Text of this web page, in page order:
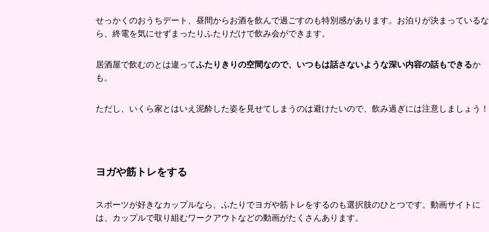
せっかくのおうちデート、昼間からお酒を飲んで過ごすのも特別感があります。お泊りが決まっているな
ら、終電を気にせずまったりふたりだけで飲み会ができます。
居酒屋で飲むのとは違ってふたりきりの空間なので、いつもは話さないような深い内容の話もできるか
も。
ただし、いくら家とはいえ泥酔した姿を見せてしまうのは避けたいので、飲み過ぎには注意しましょう！
ヨガや筋トレをする
スポーツが好きなカップルなら、ふたりでヨガや筋トレをするのも選択肢のひとつです。動画サイトに
は、カップルで取り組むワークアウトなどの動画がたくさんあります。